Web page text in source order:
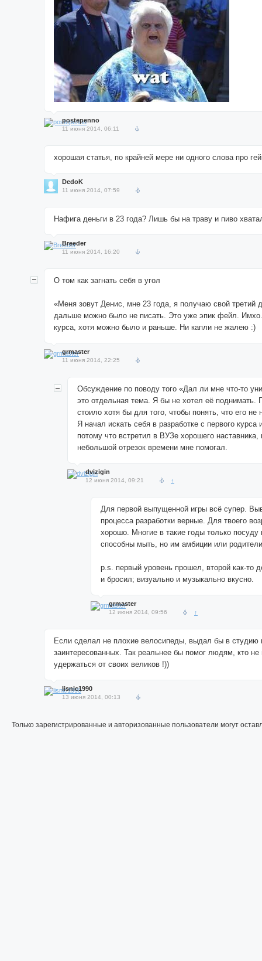
postepenno
11 июня 2014, 06:11
хорошая статья, по крайней мере ни одного слова про
DedoK
11 июня 2014, 07:59
Нафига деньги в 23 года? Лишь бы на траву и пиво
Breeder
11 июня 2014, 16:20
О том как загнать себя в угол
«Меня зовут Денис, мне 23 года, я получаю свой третий
дальше можно было не писать. Это уже эпик фейл.
курса, хотя можно было и раньше. Ни капли не жалею :)
grmaster
11 июня 2014, 22:25
Обсуждение по поводу того «Дал ли мне что-то
это отдельная тема. Я бы не хотел её поднимать.
стоило хотя бы для того, чтобы понять, что его не
Я начал искать себя в разработке с первого курса
потому что встретил в ВУЗе хорошего наставника,
небольшой отрезок времени мне помогал.
dvizigin
12 июня 2014, 09:21 ↑
Для первой выпущенной игры всё супер.
процесса разработки верные. Для твоего
хорошо. Многие в такие годы только
способны мыть, но им амбиции или
p.s. первый уровень прошел, второй как-то
и бросил; визуально и музыкально вкусно.
grmaster
12 июня 2014, 09:56 ↑
Если сделал не плохие велосипеды, выдал бы в студию
заинтересованных. Так реальнее бы помог людям, кто не
удержаться от своих великов !))
lisnic1990
13 июня 2014, 00:13
Только зарегистрированные и авторизованные пользователи могут